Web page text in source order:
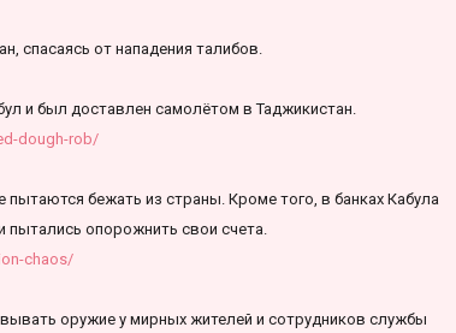
спасаясь от нападения талибов.
и был доставлен самолётом в Таджикистан.
dough-rob/
бежать из страны. Кроме того, в банках Кабула
опорожнить свои счета.
chaos/
оружие у мирных жителей и сотрудников службы